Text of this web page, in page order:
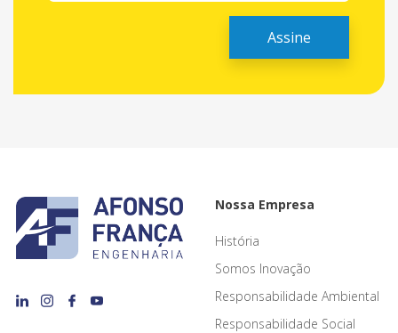
Nossa Empresa
História
Somos Inovação
Responsabilidade Ambiental
Responsabilidade Social